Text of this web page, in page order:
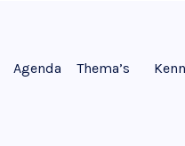
Agenda Thema’s